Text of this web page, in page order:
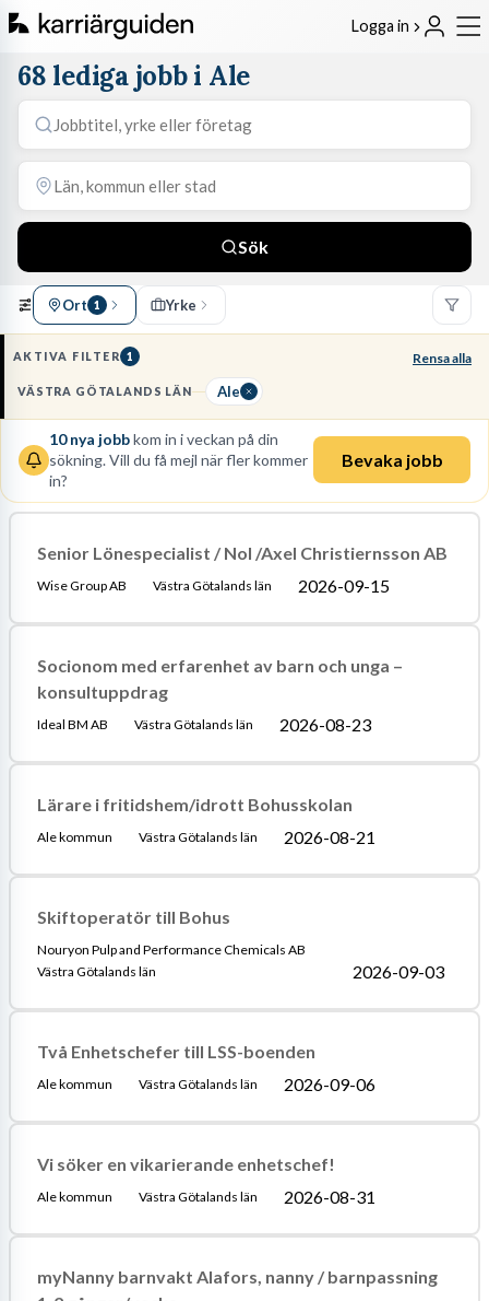
Logga in
68 lediga jobb i Ale
Sök
Ort 1 Yrke
AKTIVA FILTER 1 Rensa alla
VÄSTRA GÖTALANDS LÄN Ale
10nya jobbkom in i veckan på din
sökning. Vill du få mejl när fler kommer
in?
Bevaka jobb
Senior Lönespecialist / Nol /Axel Christiernsson AB
Wise Group AB Västra Götalands län 2026-09-15
Socionom med erfarenhet av barn och unga –
konsultuppdrag
Ideal BM AB Västra Götalands län 2026-08-23
Lärare i fritidshem/idrott Bohusskolan
Ale kommun Västra Götalands län 2026-08-21
Skiftoperatör till Bohus
Nouryon Pulp and Performance Chemicals AB
Västra Götalands län
2026-09-03
Två Enhetschefer till LSS-boenden
Ale kommun Västra Götalands län 2026-09-06
Vi söker en vikarierande enhetschef!
Ale kommun Västra Götalands län 2026-08-31
myNanny barnvakt Alafors, nanny / barnpassning